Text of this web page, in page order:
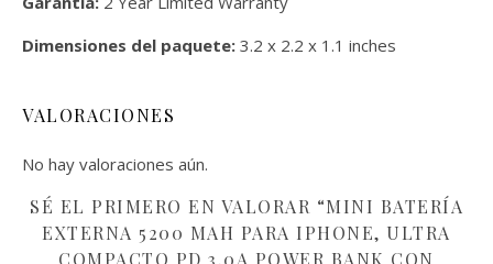
Dimensiones del paquete: 3.2 x 2.2 x 1.1 inches
VALORACIONES
No hay valoraciones aún.
SÉ EL PRIMERO EN VALORAR “MINI BATERÍA
EXTERNA 5200 MAH PARA IPHONE, ULTRA
COMPACTO PD 3.0A POWER BANK CON